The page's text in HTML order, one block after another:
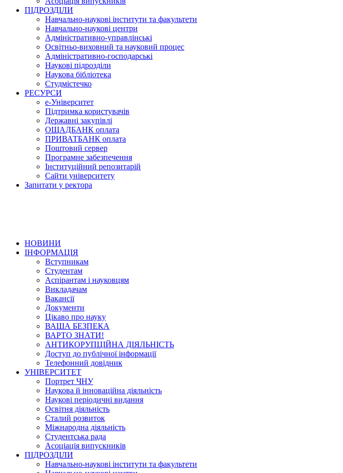
ПІДРОЗДІЛИ
Навчально-наукові інститути та факультети
Навчально-наукові центри
Адміністративно-управлінські
Освітньо-виховний та науковий процес
Адміністративно-господарські
Наукові підрозділи
Наукова бібліотека
Студмістечко
РЕСУРСИ
е-Університет
Підтримка користувачів
Державні закупівлі
ОЩАДБАНК оплата
ПРИВАТБАНК оплата
Поштовий сервер
Програмне забезпечення
Інституційний репозитарій
Сайти університету
Запитати у ректора
НОВИНИ
ІНФОРМАЦІЯ
Вступникам
Студентам
Аспірантам і науковцям
Викладачам
Вакансії
Документи
Цікаво про науку
ВАША БЕЗПЕКА
ВАРТО ЗНАТИ!
АНТИКОРУПЦІЙНА ДІЯЛЬНІСТЬ
Доступ до публічної інформації
Телефонний довідник
УНІВЕРСИТЕТ
Портрет ЧНУ
Наукова й інноваційна діяльність
Наукові періодичні видання
Освітня діяльність
Сталий розвиток
Міжнародна діяльність
Студентська рада
Асоціація випускників
ПІДРОЗДІЛИ
Навчально-наукові інститути та факультети